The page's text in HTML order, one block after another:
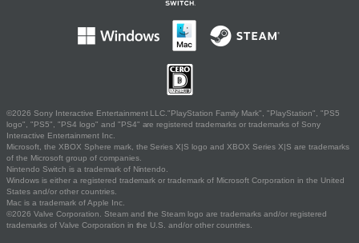
©2026 Sony Interactive Entertainment LLC."PlayStation Family Mark", "PlayStation", "PS5
logo", "PS5", "PS4 logo" and "PS4" are registered trademarks or trademarks of Sony
Interactive Entertainment Inc.
Microsoft, the XBOX Sphere mark, the Series X|S logo and XBOX Series X|S are trademarks
of the Microsoft group of companies.
Nintendo Switch is a trademark of Nintendo.
Windows is either a registered trademark or trademark of Microsoft Corporation in the United
States and/or other countries.
Mac is a trademark of Apple Inc.
©2026 Valve Corporation. Steam and the Steam logo are trademarks and/or registered
trademarks of Valve Corporation in the U.S. and/or other countries.